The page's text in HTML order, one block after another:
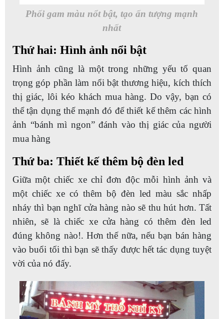
Phối gam màu nổt bật, tạo ấn tượng mạnh
nhất
Thứ hai: Hình ảnh nổi bật
Hình ảnh cũng là một trong những yếu tố quan
trọng góp phần làm nổi bật thương hiệu, kích thích
thị giác, lôi kéo khách mua hàng. Do vậy, bạn có
thể tận dụng thế mạnh đó để thiết kế thêm các hình
ảnh “bánh mì ngon” đánh vào thị giác của người
mua hàng
Thứ ba: Thiết kế thêm bộ đèn led
Giữa một chiếc xe chỉ đơn độc mỗi hình ảnh và
một chiếc xe có thêm bộ đèn led màu sắc nhấp
nháy thì bạn nghĩ cửa hàng nào sẽ thu hút hơn. Tất
nhiên, sẽ là chiếc xe cửa hàng có thêm đèn led
đúng không nào!. Hơn thế nữa, nếu bạn bán hàng
vào buổi tối thì bạn sẽ thấy được hết tác dụng tuyệt
vời của nó đấy.